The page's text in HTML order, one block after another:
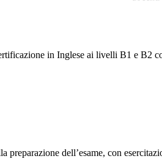
in Inglese ai livelli B1 e B2
preparazione dell’esame, con